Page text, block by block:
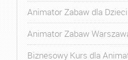
Animator Zabaw dla Dzieci
Animator Zabaw
Biznesowy Kurs dla